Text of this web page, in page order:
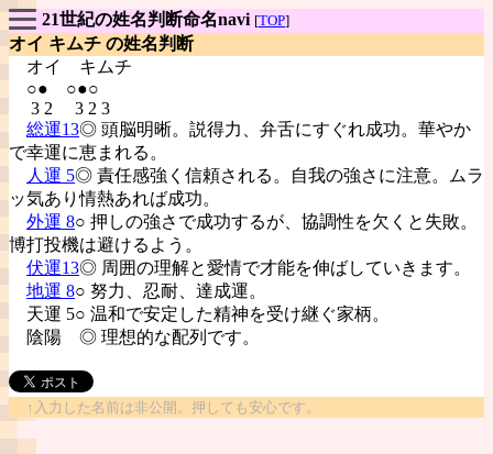
21世紀の姓名判断命名navi [TOP]
オイ キムチ の姓名判断
オイ キムチ
○● ○●○
3 2 3 2 3
総運13◎ 頭脳明晰。説得力、弁舌にすぐれ成功。華やか
で幸運に恵まれる。
人運 5◎ 責任感強く信頼される。自我の強さに注意。ムラ
ッ気あり情熱あれば成功。
外運 8○ 押しの強さで成功するが、協調性を欠くと失敗。
博打投機は避けるよう。
伏運13◎ 周囲の理解と愛情で才能を伸ばしていきます。
地運 8○ 努力、忍耐、達成運。
天運 5○ 温和で安定した精神を受け継ぐ家柄。
陰陽 ◎ 理想的な配列です。
↑入力した名前は非公開。押しても安心です。